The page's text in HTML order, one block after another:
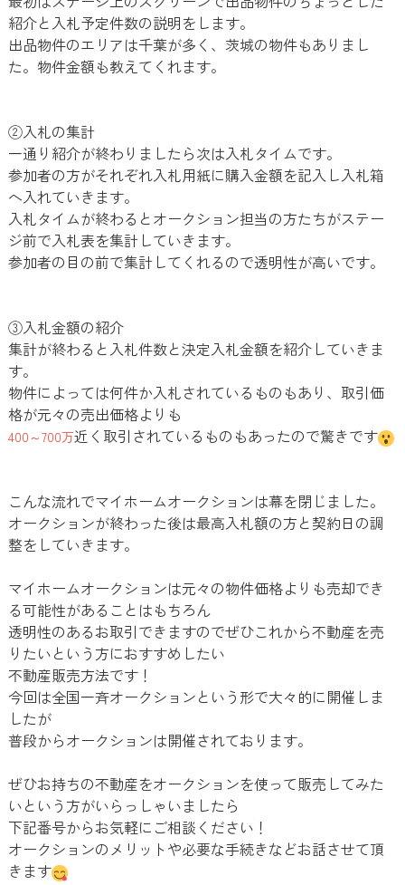
紹介と入札予定件数の説明をします。
出品物件のエリアは千葉が多く、茨城の物件もありまし
た。物件金額も教えてくれます。
②入札の集計
一通り紹介が終わりましたら次は入札タイムです。
参加者の方がそれぞれ入札用紙に購入金額を記入し入札箱
へ入れていきます。
入札タイムが終わるとオークション担当の方たちがステー
ジ前で入札表を集計していきます。
参加者の目の前で集計してくれるので透明性が高いです。
③入札金額の紹介
集計が終わると入札件数と決定入札金額を紹介していきま
す。
物件によっては何件か入札されているものもあり、取引価
格が元々の売出価格よりも
400～700万近く取引されているものもあったので驚きです
こんな流れでマイホームオークションは幕を閉じました。
オークションが終わった後は最高入札額の方と契約日の調
整をしていきます。
マイホームオークションは元々の物件価格よりも売却でき
る可能性があることはもちろん
透明性のあるお取引できますのでぜひこれから不動産を売
りたいという方におすすめしたい
不動産販売方法です！
今回は全国一斉オークションという形で大々的に開催しま
したが
普段からオークションは開催されております。
ぜひお持ちの不動産をオークションを使って販売してみた
いという方がいらっしゃいましたら
下記番号からお気軽にご相談ください！
オークションのメリットや必要な手続きなどお話させて頂
きます